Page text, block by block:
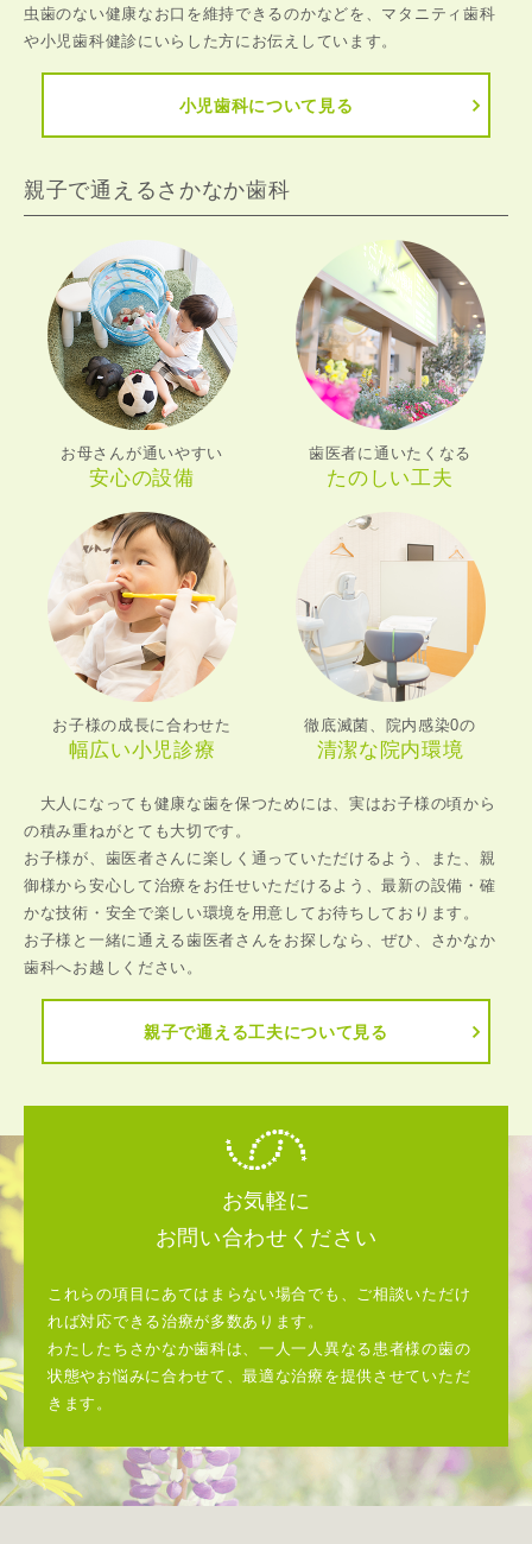
虫歯のない健康なお口を維持できるのかなどを、マタニティ歯科
や小児歯科健診にいらした方にお伝えしています。
小児歯科について見る
親子で通えるさかなか歯科
お母さんが通いやすい
安心の設備
歯医者に通いたくなる
たのしい工夫
お子様の成長に合わせた
幅広い小児診療
徹底滅菌、院内感染0の
清潔な院内環境
大人になっても健康な歯を保つためには、実はお子様の頃から
の積み重ねがとても大切です。
お子様が、歯医者さんに楽しく通っていただけるよう、また、親
御様から安心して治療をお任せいただけるよう、最新の設備・確
かな技術・安全で楽しい環境を用意してお待ちしております。
お子様と一緒に通える歯医者さんをお探しなら、ぜひ、さかなか
歯科へお越しください。
親子で通える工夫について見る
お気軽に
お問い合わせください
これらの項目にあてはまらない場合でも、ご相談いただけ
れば対応できる治療が多数あります。
わたしたちさかなか歯科は、一人一人異なる患者様の歯の
状態やお悩みに合わせて、最適な治療を提供させていただ
きます。